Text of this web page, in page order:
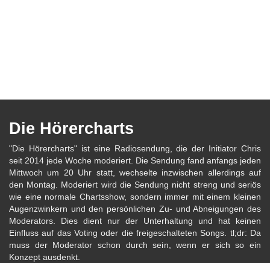
Die Hörercharts
"Die Hörercharts" ist eine Radiosendung, die der Initiator Chris
seit 2014 jede Woche moderiert. Die Sendung fand anfangs jeden
Mittwoch um 20 Uhr statt, wechselte inzwischen allerdings auf
den Montag. Moderiert wird die Sendung nicht streng und seriös
wie eine normale Chartsshow, sondern immer mit einem kleinen
Augenzwinkern und den persönlichen Zu- und Abneigungen des
Moderators. Dies dient nur der Unterhaltung und hat keinen
Einfluss auf das Voting oder die freigeschalteten Songs. tl;dr: Da
muss der Moderator schon durch sein, wenn er sich so ein
Konzept ausdenkt.